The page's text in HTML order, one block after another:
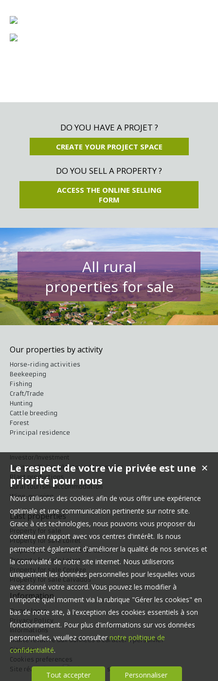
DO YOU HAVE A PROJET ?
CREATE YOUR PROJECT SPACE
DO YOU SELL A PROPERTY ?
ACCESS THE ONLINE SELLING
FORM
All rural
properties for sale
Our properties by activity
Horse-riding activities
Beekeeping
Fishing
Craft/Trade
Hunting
Cattle breeding
Forest
Principal residence
Investor/Investment
Heritage/Culture/Historic Monuments
Plant productions
Rural tourism-accommodation
Wine-growing
Last properties
Property for sale
Property for sale Loiret
Property for sale Saône-et-Loire
Property for sale Loiret
Property for sale Corrèze
Property for sale Calvados
Information
Owner login
Privacy Policy
Informations
Charte relative aux données à caractère personnel
Sitemap
Cookies preferences
Site réalisé par
✕
Le respect de votre vie privée est une
priorité pour nous
Nous utilisons des cookies afin de vous offrir une expérience
optimale et une communication pertinente sur notre site.
Grace à ces technologies, nous pouvons vous proposer du
contenu en rapport avec vos centres d'intérêt. Ils nous
permettent également d'améliorer la qualité de nos services et
la convivialité de notre site internet. Nous utiliserons
uniquement les données personnelles pour lesquelles vous
avez donné votre accord. Vous pouvez les modifier à
n'importe quel moment via la rubrique "Gérer les cookies" en
bas de notre site, à l'exception des cookies essentiels à son
fonctionnement. Pour plus d'informations sur vos données
personnelles, veuillez consulternotre politique de
confidentialité.
Tout accepter Personnaliser